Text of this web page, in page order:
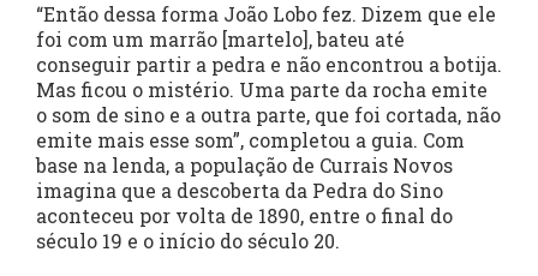
“Então dessa forma João Lobo fez. Dizem que ele
foi com um marrão [martelo], bateu até
conseguir partir a pedra e não encontrou a botija.
Mas ficou o mistério. Uma parte da rocha emite
o som de sino e a outra parte, que foi cortada, não
emite mais esse som”, completou a guia. Com
base na lenda, a população de Currais Novos
imagina que a descoberta da Pedra do Sino
aconteceu por volta de 1890, entre o final do
século 19 e o início do século 20.